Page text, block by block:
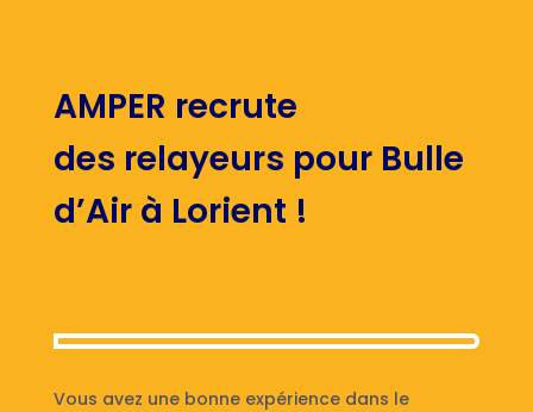
AMPER recrute
des relayeurs pour Bulle
d’Air à Lorient !
Vous avez une bonne expérience dans le